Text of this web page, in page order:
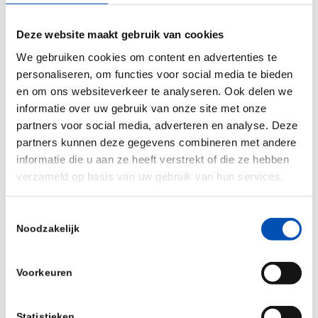
Deze website maakt gebruik van cookies
We gebruiken cookies om content en advertenties te
personaliseren, om functies voor social media te bieden
en om ons websiteverkeer te analyseren. Ook delen we
informatie over uw gebruik van onze site met onze
partners voor social media, adverteren en analyse. Deze
partners kunnen deze gegevens combineren met andere
informatie die u aan ze heeft verstrekt of die ze hebben
verzameld op basis van uw gebruik van hun services.
Noodzakelijk
Voorkeuren
te maken, moet er binnen de organisaties, maar
ook voor het bedrijfsleven, het een en ander
veranderen. Maar door intensievere samenwerking
met alle betrokkenen zullen innovatieve
geneesmiddelen uiteindelijk eerder voor de patiënt
beschikbaar zijn.
Praktische informatie
Locatie: Vereniging Innovatieve
te Den Haag